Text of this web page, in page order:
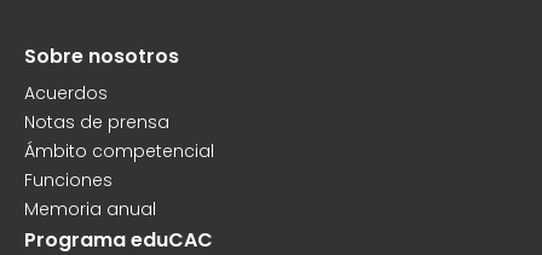
Peu
Sobre nosotros
Acuerdos
Notas de prensa
Ámbito competencial
Funciones
Memoria anual
Programa eduCAC